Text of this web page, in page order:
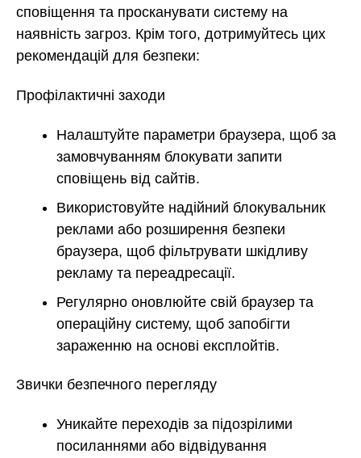
сповіщення та просканувати систему на
наявність загроз. Крім того, дотримуйтесь цих
рекомендацій для безпеки:
Профілактичні заходи
Налаштуйте параметри браузера, щоб за
замовчуванням блокувати запити
сповіщень від сайтів.
Використовуйте надійний блокувальник
реклами або розширення безпеки
браузера, щоб фільтрувати шкідливу
рекламу та переадресації.
Регулярно оновлюйте свій браузер та
операційну систему, щоб запобігти
зараженню на основі експлойтів.
Звички безпечного перегляду
Уникайте переходів за підозрілими
посиланнями або відвідування